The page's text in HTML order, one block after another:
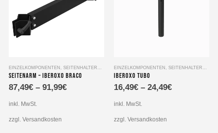
werden
Produkt
weist
Varianten
auf.
EINZELKOMPONENTEN , SEITENHALTERUNG
Seitenarm – Iberoxo Braco
87,49€– 91,99€
inkl. MwSt.
zzgl. Versandkosten
Produkt
weist
Varianten
auf.
EINZELKOMPONENTEN , SEITENHALTERUNG
Iberoxo Tubo
16,49€ – 24,49€
inkl. MwSt.
zzgl. Versandkosten